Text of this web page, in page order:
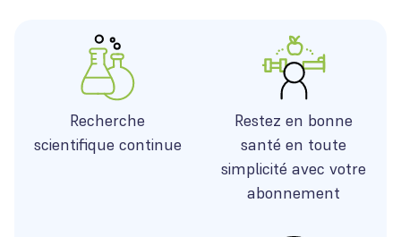
Recherche
scientifique continue
Restez en bonne
santé en toute
simplicité avec votre
abonnement